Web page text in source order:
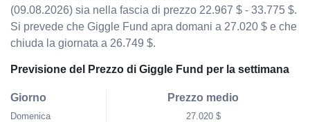
(09.08.2026) sia nella fascia di prezzo 22.967 $ - 33.775 $.
Si prevede che Giggle Fund apra domani a 27.020 $ e che
chiuda la giornata a 26.749 $.
Previsione del Prezzo di Giggle Fund per la settimana
Giorno
Domenica
Prezzo medio
27.020 $